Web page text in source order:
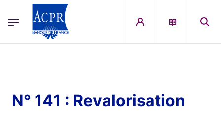
ACPR Menu Principal (French)
N° 141 : Revalorisation